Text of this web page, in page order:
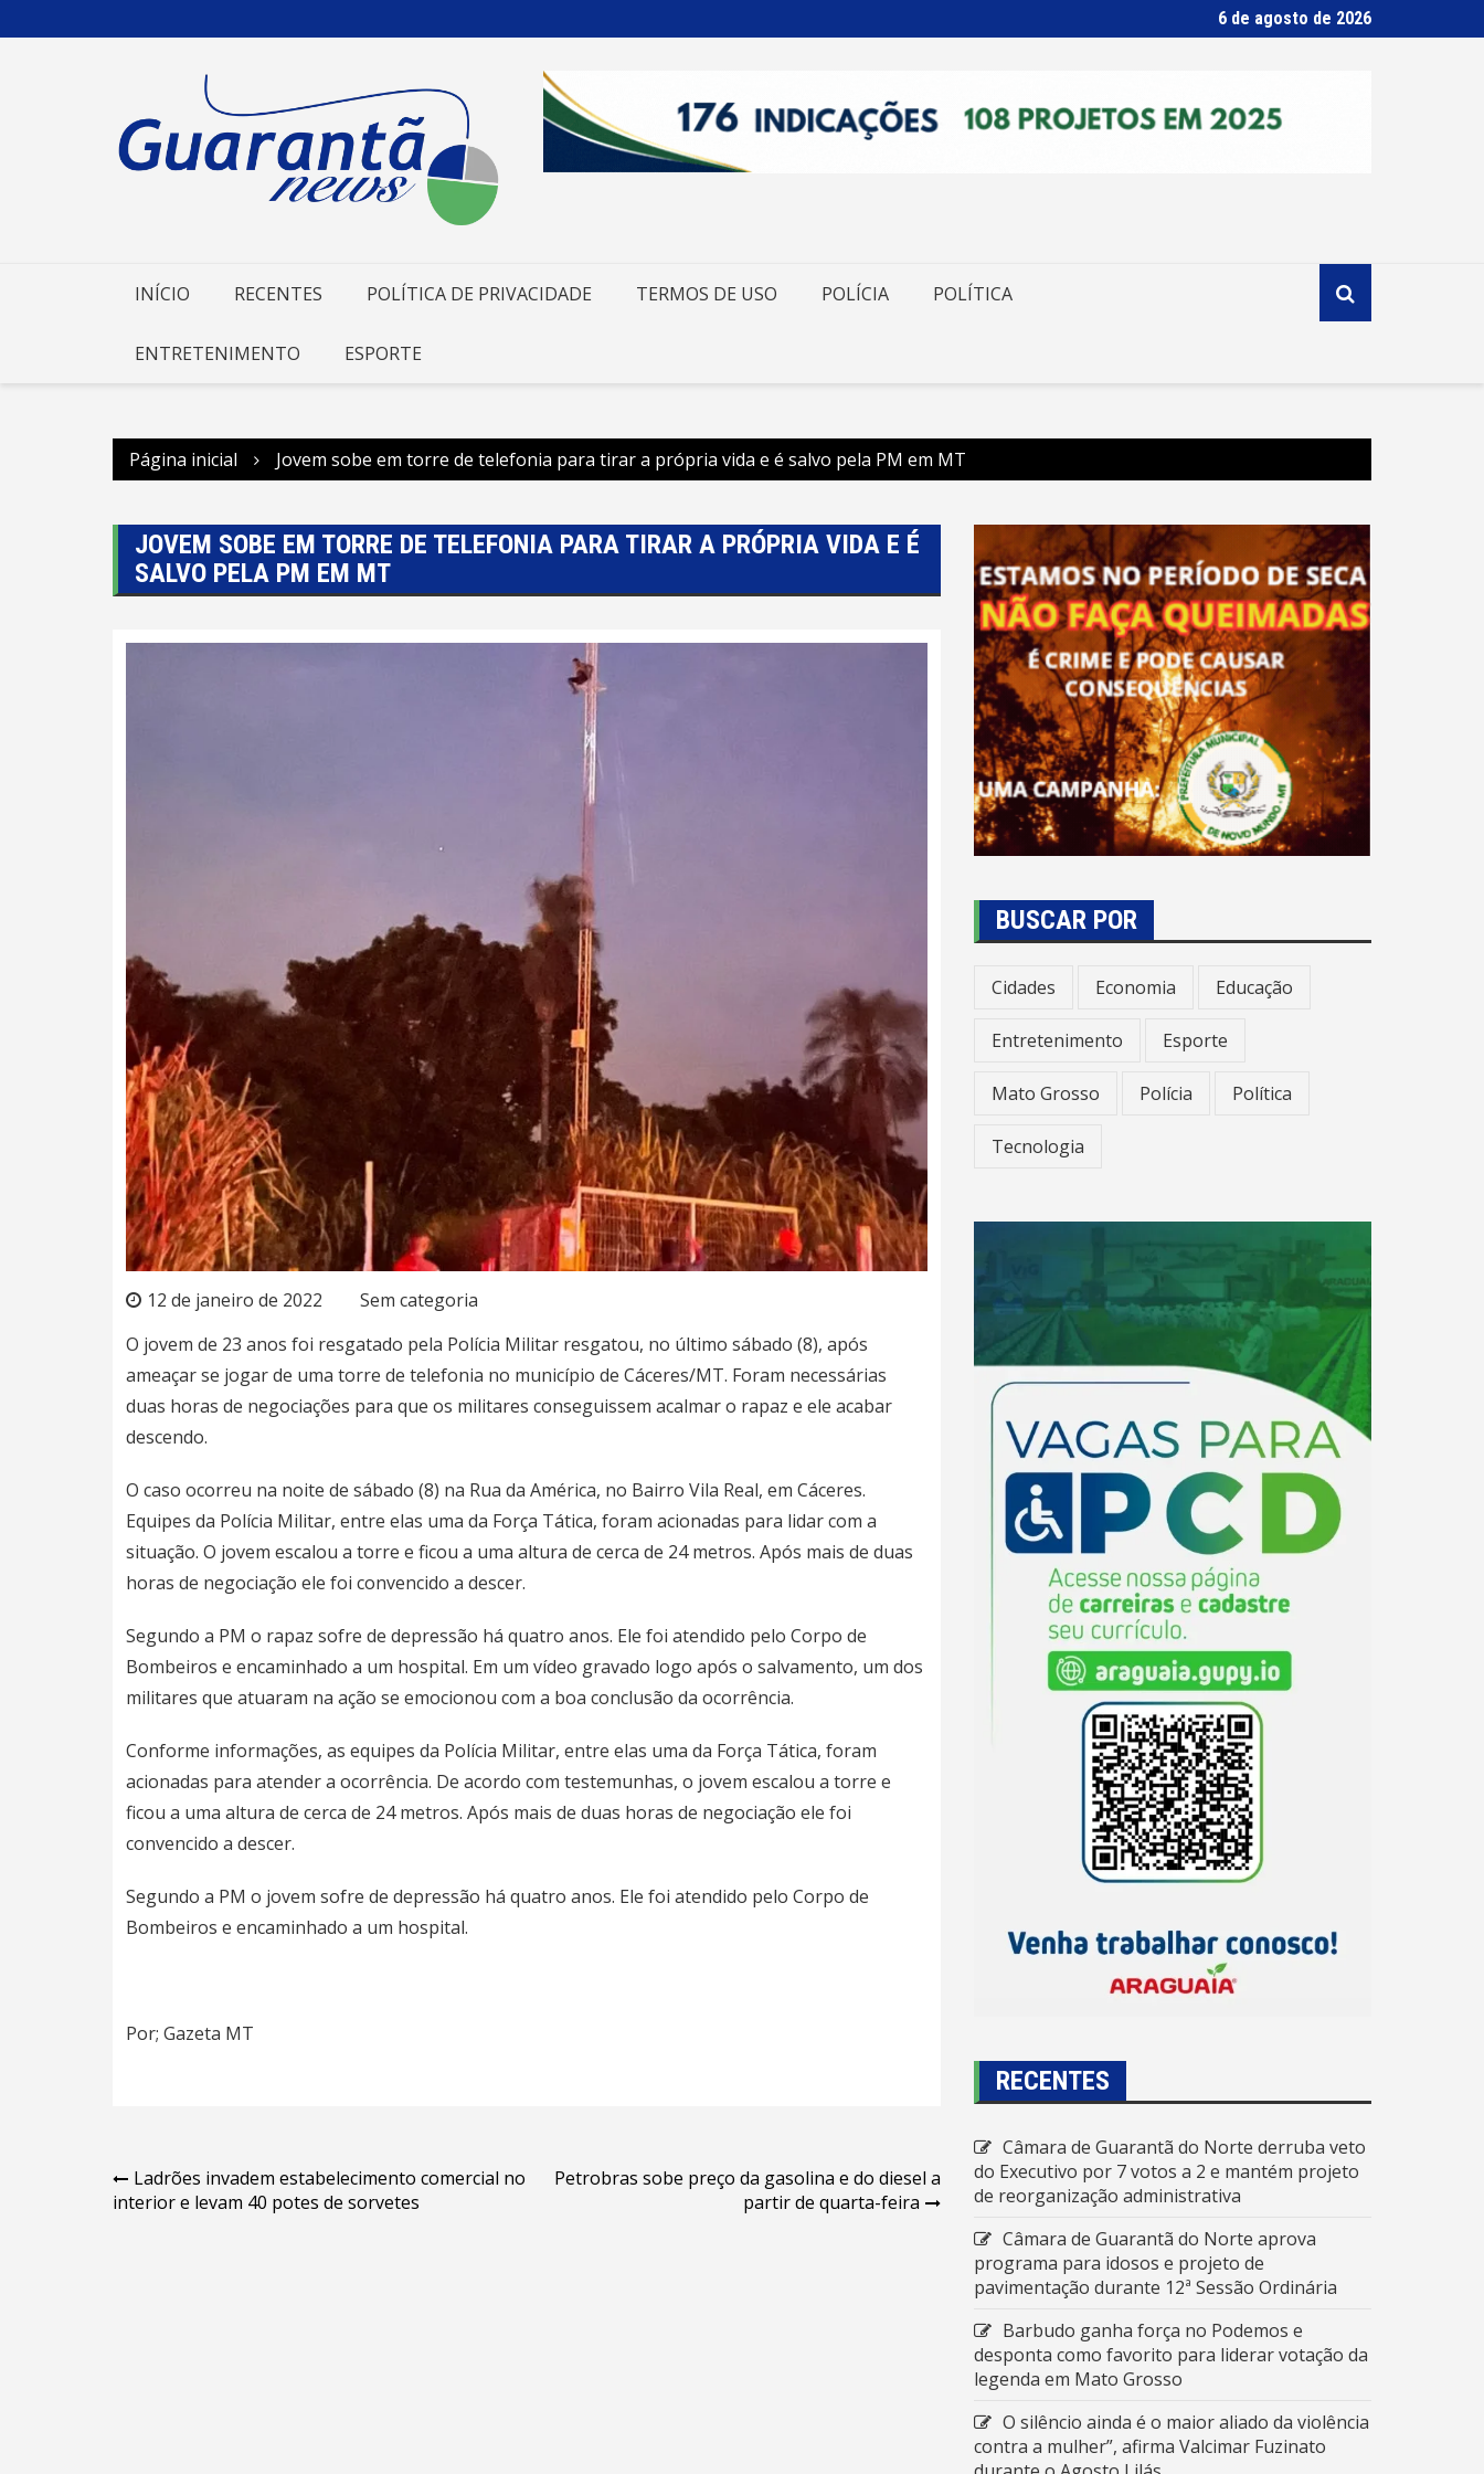
para
6 de agosto de 2026
INÍCIO RECENTES POLÍTICA DE PRIVACIDADE TERMOS DE USO POLÍCIA POLÍTICA
ENTRETENIMENTO ESPORTE
Página inicial Jovem sobe em torre de telefonia para tirar a própria vida e é salvo pela PM em MT
JOVEM SOBE EM TORRE DE TELEFONIA PARA TIRAR A PRÓPRIA VIDA E É
SALVO PELA PM EM MT
12 de janeiro de 2022
Sem categoria
O jovem de 23 anos foi resgatado pela Polícia Militar resgatou, no último sábado (8), após
ameaçar se jogar de uma torre de telefonia no município de Cáceres/MT. Foram necessárias
duas horas de negociações para que os militares conseguissem acalmar o rapaz e ele acabar
descendo.
O caso ocorreu na noite de sábado (8) na Rua da América, no Bairro Vila Real, em Cáceres.
Equipes da Polícia Militar, entre elas uma da Força Tática, foram acionadas para lidar com a
situação. O jovem escalou a torre e ficou a uma altura de cerca de 24 metros. Após mais de duas
horas de negociação ele foi convencido a descer.
Segundo a PM o rapaz sofre de depressão há quatro anos. Ele foi atendido pelo Corpo de
Bombeiros e encaminhado a um hospital. Em um vídeo gravado logo após o salvamento, um dos
militares que atuaram na ação se emocionou com a boa conclusão da ocorrência.
Conforme informações, as equipes da Polícia Militar, entre elas uma da Força Tática, foram
acionadas para atender a ocorrência. De acordo com testemunhas, o jovem escalou a torre e
ficou a uma altura de cerca de 24 metros. Após mais de duas horas de negociação ele foi
convencido a descer.
Segundo a PM o jovem sofre de depressão há quatro anos. Ele foi atendido pelo Corpo de
Bombeiros e encaminhado a um hospital.
Por; Gazeta MT
Navegação
de
Ladrões invadem estabelecimento comercial no
interior e levam 40 potes de sorvetes
Petrobras sobe preço da gasolina e do diesel a
partir de quarta-feira
BUSCAR POR
Cidades Economia Educação
Entretenimento Esporte
Mato Grosso Polícia Política
Tecnologia
RECENTES
Câmara de Guarantã do Norte derruba veto
do Executivo por 7 votos a 2 e mantém projeto
de reorganização administrativa
Câmara de Guarantã do Norte aprova
programa para idosos e projeto de
pavimentação durante 12ª Sessão Ordinária
Barbudo ganha força no Podemos e
desponta como favorito para liderar votação da
legenda em Mato Grosso
O silêncio ainda é o maior aliado da violência
contra a mulher”, afirma Valcimar Fuzinato